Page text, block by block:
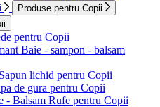
Produse pentru Copii
pentru Copii
Baie - sampon - balsam
lichid pentru Copii
de gura pentru Copii
- Balsam Rufe pentru Copii